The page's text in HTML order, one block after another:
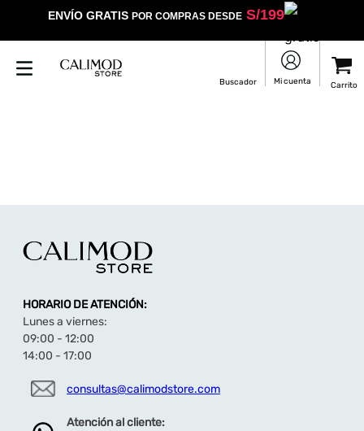
ENVÍO GRATIS POR COMPRAS DESDES/199
HORARIO DE ATENCIÓN:
Lunes a viernes:
09:00 - 12:00
14:00 - 17:00
consultas@calimodstore.com
Atención al cliente: